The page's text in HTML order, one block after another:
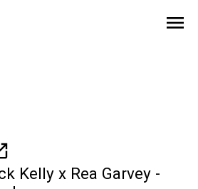
menu
Kelly x Rea Garvey -